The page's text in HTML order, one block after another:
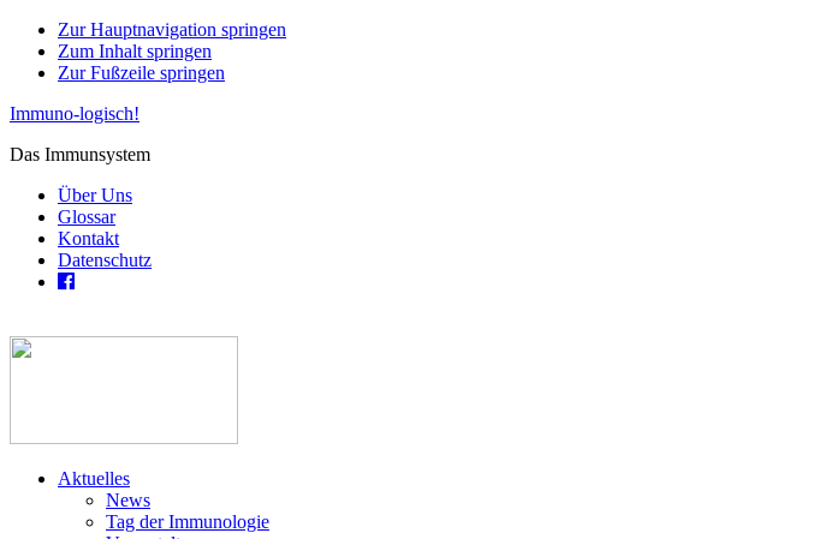
Zur Hauptnavigation springen
Zum Inhalt springen
Zur Fußzeile springen
Immuno-logisch!
Das Immunsystem
Über Uns
Glossar
Kontakt
Datenschutz
Aktuelles
News
Tag der Immunologie